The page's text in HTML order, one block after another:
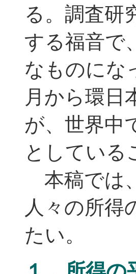
る。調査研
する福音で
なものにな
月から環日
が、世界中
としている
本稿では
人々の所得
たい。